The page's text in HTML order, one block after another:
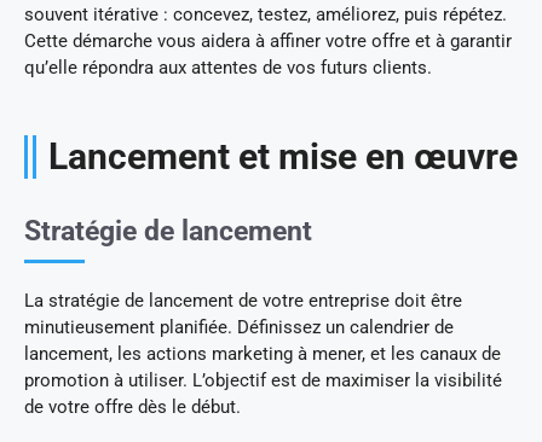
souvent itérative : concevez, testez, améliorez, puis répétez.
Cette démarche vous aidera à affiner votre offre et à garantir
qu’elle répondra aux attentes de vos futurs clients.
Lancement et mise en œuvre
Stratégie de lancement
La stratégie de lancement de votre entreprise doit être
minutieusement planifiée. Définissez un calendrier de
lancement, les actions marketing à mener, et les canaux de
promotion à utiliser. L’objectif est de maximiser la visibilité
de votre offre dès le début.